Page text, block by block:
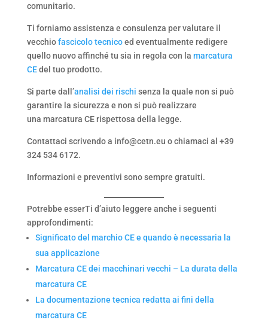
comunitario.
Ti forniamo assistenza e consulenza per valutare il
vecchiofascicolo tecnicoed eventualmente redigere
quello nuovo affinché tu sia in regola con la marcatura
CEdel tuo prodotto.
Si parte dall’analisi dei rischi senza la quale non si può
garantire la sicurezza e non si può realizzare
una marcatura CE rispettosa della legge.
Contattaci scrivendo a info@cetn.eu o chiamaci al +39
324 534 6172.
Informazioni e preventivi sono sempre gratuiti.
Potrebbe esserTi d’aiuto leggere anche i seguenti
approfondimenti:
Significato del marchio CE e quando è necessaria la
sua applicazione
Marcatura CE dei macchinari vecchi – La durata della
marcatura CE
La documentazione tecnica redatta ai fini della
marcatura CE